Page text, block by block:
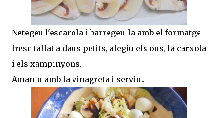
Netegeu l'escarola i barregeu-la amb el formatge
fresc tallat a daus petits, afegiu els ous, la carxofa
i els xampinyons.
Amaniu amb la vinagreta i serviu...